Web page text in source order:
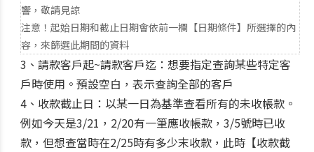
響，敬請見諒
注意！起始日期和截止日期會依前一欄【日期條件】所選擇的內
容，來篩選此期間的資料
3、請款客戶起~請款客戶迄：想要指定查詢某些特定客
戶時使用。預設空白，表示查詢全部的客戶
4、收款截止日：以某一日為基準查看所有的未收帳款。
例如今天是3/21，2/20有一筆應收帳款，3/5號時已收
款，但想查當時在2/25時有多少末收款，此時【收款截